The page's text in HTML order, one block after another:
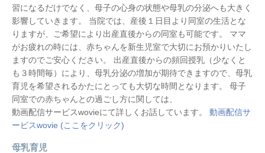
習になるだけでなく、母子の心身の状態や母乳の分泌へも大きく
影響していきます。 当院では、産後１日目より同室の生活とな
りますが、ご希望により出産直後からの同室も可能です。 ママ
がお疲れの時には、赤ちゃんを新生児室で大切にお預かりいたし
ますのでご安心ください。 出産直後からの頻回授乳（少なくと
も３時間毎）により、母乳分泌の増加が期待できますので、母乳
育児を希望されるかたにとっても大切な時間となります。 母子
同室での赤ちゃんとの過ごし方に関しては、
動画配信サービスwovieにて詳しくお話しています。 動画配信サ
ービスwovie (ここをクリック)
母乳育児